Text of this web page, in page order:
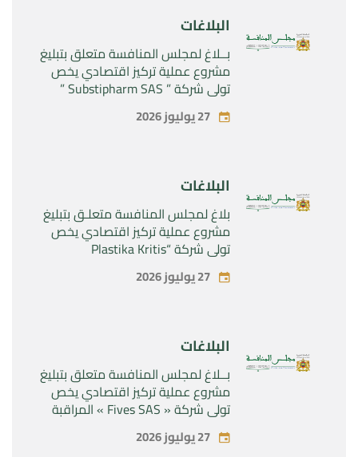
البلاغات
بــلاغ لمجلس المنافسة متعلق بتبليغ
مشروع عملية تركيز اقتصادي يخص
تولي شركة ” Substipharm SAS ”
المراقبة الحصرية للأصول والحقوق
المتعلقة بالمنتجين الصيدلانيين”
27 يوليوز 2026
البلاغات
بلاغ لمجلس المنافسة متعلـق بتبليغ
مشروع عملية تركيز اقتصادي يخص
تولي شركة “Plastika Kritis
SA”المراقبة الحصرية لشركة
“Naturplas Industrial SARL” 27 يوليوز 2026
البلاغات
بــلاغ لمجلس المنافسة متعلق بتبليغ
مشروع عملية تركيز اقتصادي يخص
تولي شركة « Fives SAS » المراقبة
SAS »27 يوليوز 2026